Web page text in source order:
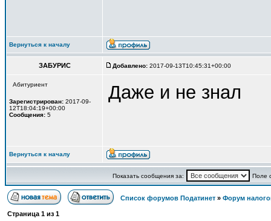
Вернуться к началу
ЗАБУРИС Добавлено: 2017-09-13T10:45:31+00:00
Абитуриент
Зарегистрирован: 2017-09-
12T18:04:19+00:00
Сообщения: 5
Даже и не знал
Вернуться к началу
Показать сообщения за: Поле
Список форумов Податинет » Форум
Страница 1 из 1